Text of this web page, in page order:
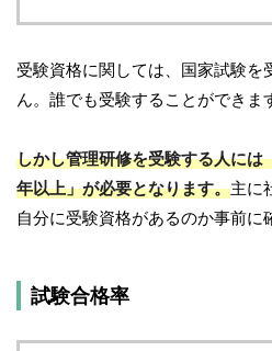
受験資格に関しては、国家試験を
ん。誰でも受験することができま
しかし管理研修を受験する人に
年以上」が必要となります。主に
自分に受験資格があるのか事前に
試験合格率